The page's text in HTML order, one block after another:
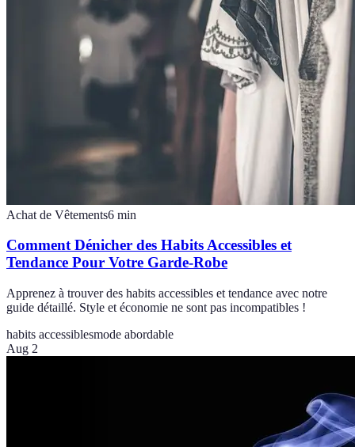
Achat de Vêtements6 min
Comment Dénicher des Habits Accessibles et
Tendance Pour Votre Garde-Robe
Apprenez à trouver des habits accessibles et tendance avec notre
guide détaillé. Style et économie ne sont pas incompatibles !
habits accessiblesmode abordable
Aug 2